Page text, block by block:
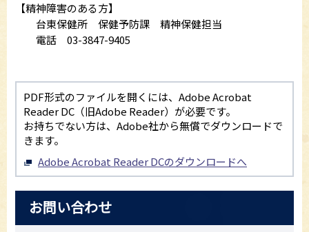
【精神障害のある方】
台東保健所 保健予防課 精神保健担当
電話 03-3847-9405
PDF形式のファイルを開くには、Adobe Acrobat
Reader DC（旧Adobe Reader）が必要です。
お持ちでない方は、Adobe社から無償でダウンロードで
きます。
Adobe Acrobat Reader DCのダウンロードへ
お問い合わせ